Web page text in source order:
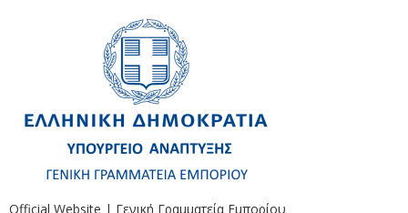
Official Website | Γενική Γραμματεία Εμπορίου